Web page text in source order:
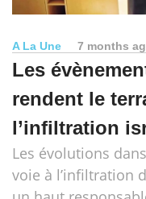
A La Une 7 months
Les
rendent le
l’infiltration
Les évolutions
voie à l’infiltration